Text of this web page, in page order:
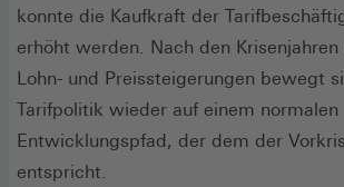
konnte die Kaufkraft der
erhöht werden. Nach den
Lohn- und Preissteigerungen bewegt
Tarifpolitik wieder auf einem normalen
Entwicklungspfad, der dem der
entspricht.